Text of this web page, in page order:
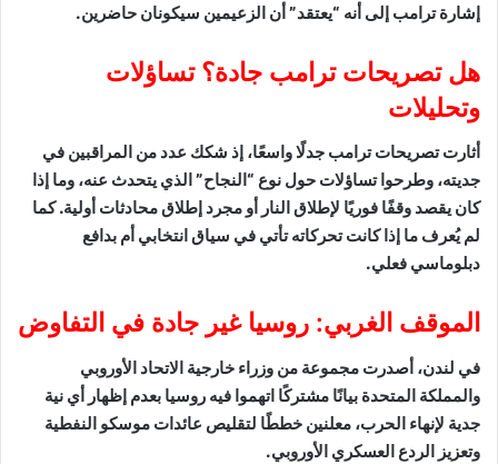
إشارة ترامب إلى أنه “يعتقد” أن الزعيمين سيكونان حاضرين.
هل تصريحات ترامب جادة؟ تساؤلات
وتحليلات
أثارت تصريحات ترامب جدلًا واسعًا، إذ شكك عدد من المراقبين في
جديته، وطرحوا تساؤلات حول نوع “النجاح” الذي يتحدث عنه، وما إذا
كان يقصد وقفًا فوريًا لإطلاق النار أو مجرد إطلاق محادثات أولية. كما
لم يُعرف ما إذا كانت تحركاته تأتي في سياق انتخابي أم بدافع
دبلوماسي فعلي.
الموقف الغربي: روسيا غير جادة في التفاوض
في لندن، أصدرت مجموعة من وزراء خارجية الاتحاد الأوروبي
والمملكة المتحدة بيانًا مشتركًا اتهموا فيه روسيا بعدم إظهار أي نية
جدية لإنهاء الحرب، معلنين خططًا لتقليص عائدات موسكو النفطية
وتعزيز الردع العسكري الأوروبي.